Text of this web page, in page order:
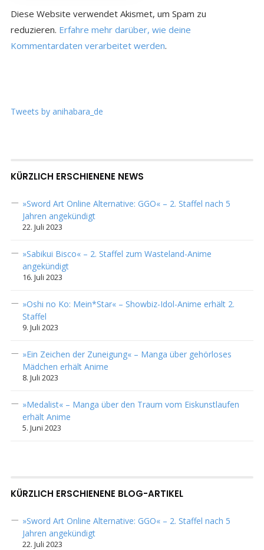
Diese Website verwendet Akismet, um Spam zu
reduzieren. Erfahre mehr darüber, wie deine
Kommentardaten verarbeitet werden.
Tweets by anihabara_de
KÜRZLICH ERSCHIENENE NEWS
»Sword Art Online Alternative: GGO« – 2. Staffel nach 5
Jahren angekündigt
22. Juli 2023
»Sabikui Bisco« – 2. Staffel zum Wasteland-Anime
angekündigt
16. Juli 2023
»Oshi no Ko: Mein*Star« – Showbiz-Idol-Anime erhält 2.
Staffel
9. Juli 2023
»Ein Zeichen der Zuneigung« – Manga über gehörloses
Mädchen erhält Anime
8. Juli 2023
»Medalist« – Manga über den Traum vom Eiskunstlaufen
erhält Anime
5. Juni 2023
KÜRZLICH ERSCHIENENE BLOG-ARTIKEL
»Sword Art Online Alternative: GGO« – 2. Staffel nach 5
Jahren angekündigt
22. Juli 2023